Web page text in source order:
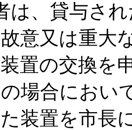
、貸与され
意又は重大
置の交換を
場合におい
装置を市長